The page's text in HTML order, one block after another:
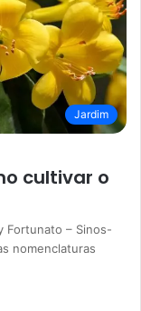
Jardim
cultivar o
Fortunato – Sinos-
nomenclaturas